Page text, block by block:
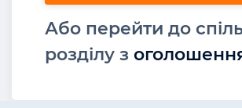
Або перейти до
розділу з